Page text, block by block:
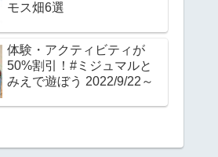
モス畑6選
体験・アクティビティが
50%割引！#ミジュマルと
みえで遊ぼう 2022/9/22～